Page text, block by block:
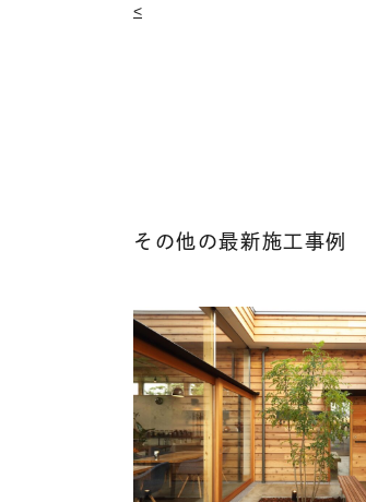
<
その他の最新施工事例